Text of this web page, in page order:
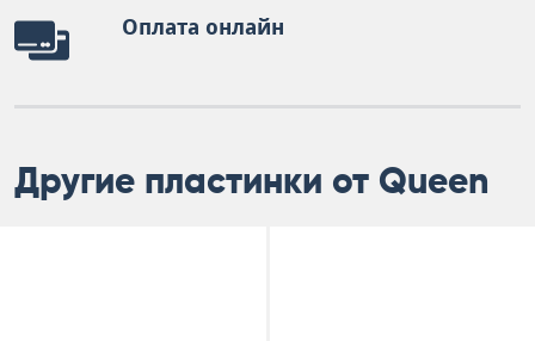
Оплата онлайн
Другие пластинки от Queen